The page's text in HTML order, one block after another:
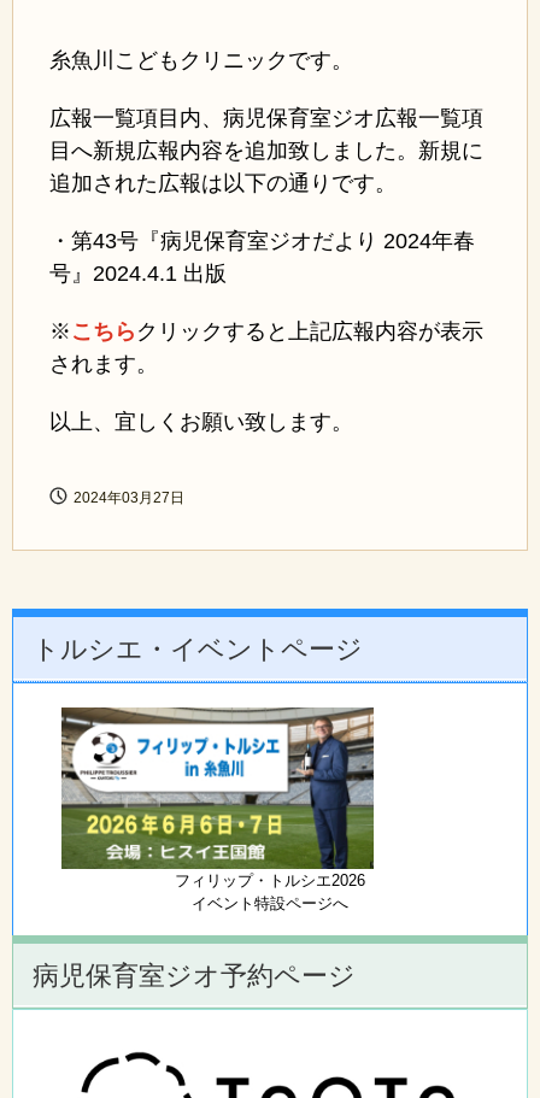
糸魚川こどもクリニックです。
広報一覧項目内、病児保育室ジオ広報一覧項
目へ新規広報内容を追加致しました。新規に
追加された広報は以下の通りです。
・第43号『病児保育室ジオだより 2024年春
号』2024.4.1 出版
※ こちら クリックすると上記広報内容が表示
されます。
以上、宜しくお願い致します。
2024年03月27日
トルシエ・イベントページ
フィリップ・トルシエ2026
イベント特設ページへ
病児保育室ジオ予約ページ